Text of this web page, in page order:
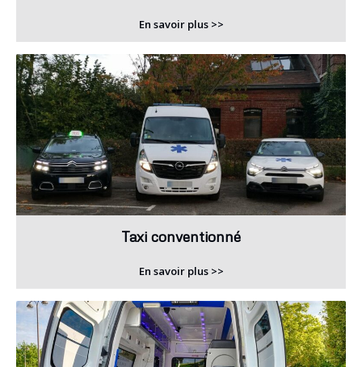
En savoir plus >>
Taxi conventionné
En savoir plus >>